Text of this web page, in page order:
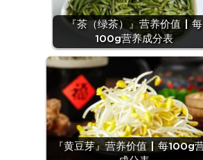
『茶（绿茶）』营养价值 | 每
100g营养成分表
『黄豆芽』营养价值 | 每100g